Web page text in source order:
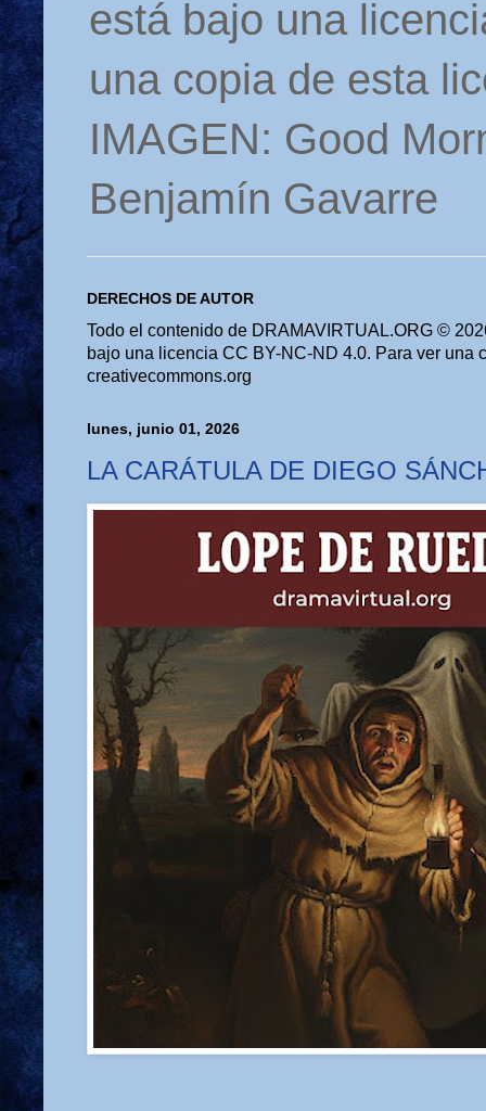
está bajo una
una copia de esta
IMAGEN: Good
Benjamín Gavarre
DERECHOS DE AUTOR
Todo el contenido de DRAMAVIRTUAL.ORG ©
bajo una licencia CC BY-NC-ND 4.0. Para ver una
creativecommons.org
lunes, junio 01, 2026
LA CARÁTULA DE DIEGO